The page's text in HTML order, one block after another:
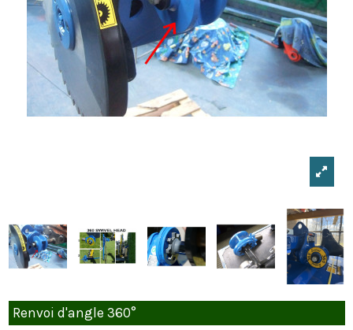
Renvoi d'angle 360°